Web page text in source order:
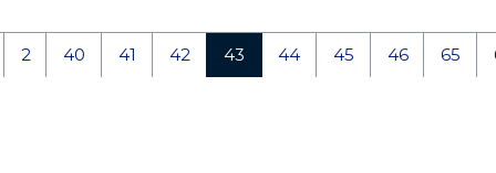
2 40 41 42 43 44 45 46 65